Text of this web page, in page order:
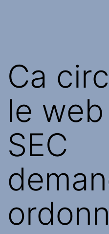
Ca
le
SEC